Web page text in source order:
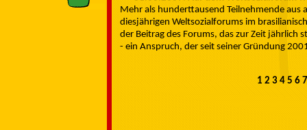
Mehr als hunderttausend Teilnehmende aus
diesjährigen Weltsozialforums im
der Beitrag des Forums, das zur Zeit jährlich
- ein Anspruch, der seit seiner Gründung
1 2 3 4 5 6 7